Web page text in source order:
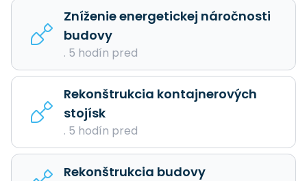
Zníženie energetickej náročnosti
budovy
. 5 hodín pred
Rekonštrukcia kontajnerových
stojísk
. 5 hodín pred
Rekonštrukcia budovy